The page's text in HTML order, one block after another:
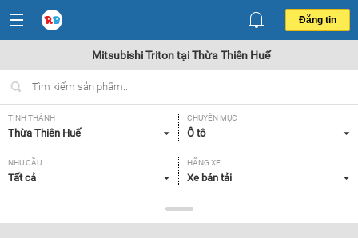
Đăng tin
Mitsubishi Triton tại Thừa Thiên Huế
TỈNH THÀNH
Thừa Thiên Huế
CHUYÊN MỤC
Ô tô
NHU CẦU
Tất cả
HÃNG XE
Xe bán tải
Mitsubishi Triton
NĂM SẢN XUẤT
Tất cả